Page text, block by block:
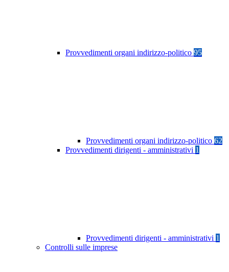
Provvedimenti organi indirizzo-politico 95
Provvedimenti organi indirizzo-politico 62
Provvedimenti dirigenti - amministrativi 1
Provvedimenti dirigenti - amministrativi 1
Controlli sulle imprese